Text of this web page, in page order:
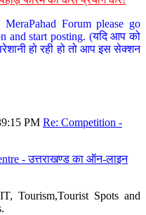
Forum please go
and start posting. (यदि आप को
हो रही हो तो आप इस सेक्शन
PM Re: Competition -
- उत्तराखण्ड का ऑन-लाइन
Tourism,Tourist Spots and